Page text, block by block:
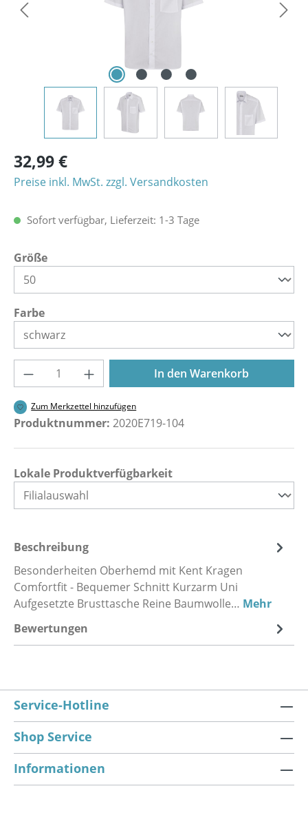
32,99 €
Preise inkl. MwSt. zzgl. Versandkosten
Sofort verfügbar, Lieferzeit: 1-3 Tage
Größeauswählen
Farbeauswählen
Produkt Anzahl: Gib den gewünschten
In den Warenkorb
Zum Merkzettel hinzufügen
Produktnummer: 2020E719-104
Lokale Produktverfügbarkeit
Beschreibung
Besonderheiten Oberhemd mit Kent Kragen
Comfortfit - Bequemer Schnitt Kurzarm Uni
Aufgesetzte Brusttasche Reine Baumwolle… Mehr
Bewertungen
Service-Hotline
Shop Service
Informationen